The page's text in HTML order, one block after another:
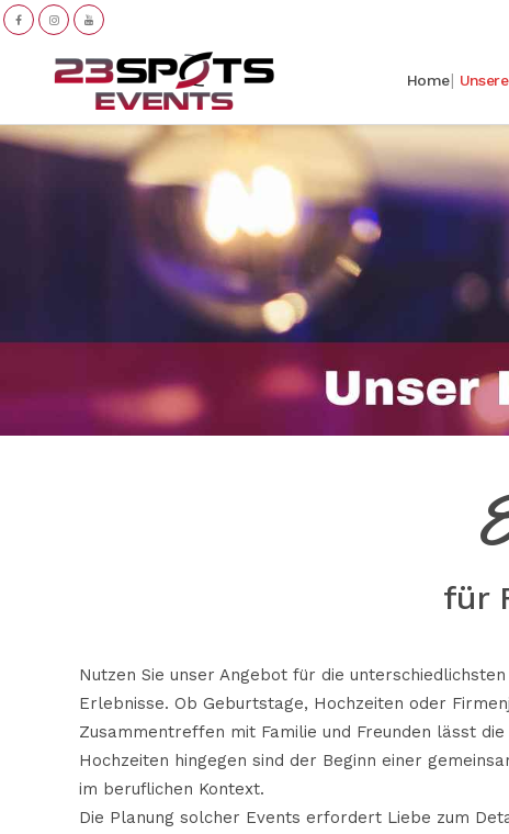
Home
für
Nutzen Sie unser Angebot für die
Erlebnisse. Ob Geburtstage, Hochzeiten oder
Zusammentreffen mit Familie und Freunden lässt
Hochzeiten hingegen sind der Beginn einer
im beruflichen Kontext.
Die Planung solcher Events erfordert Liebe zum